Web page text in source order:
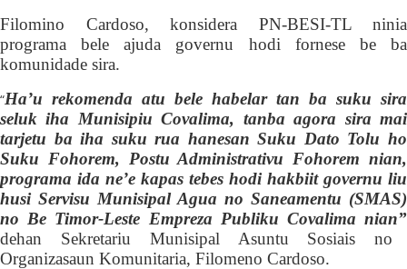
Filomino Cardoso, konsidera PN-BESI-TL ninia
programa bele ajuda governu hodi fornese be ba
komunidade sira.
“Ha’u rekomenda atu bele habelar tan ba suku sira
seluk iha Munisipiu Covalima, tanba agora sira mai
tarjetu ba iha suku rua hanesan Suku Dato Tolu ho
Suku Fohorem, Postu Administrativu Fohorem nian,
programa ida ne’e kapas tebes hodi hakbiit governu liu
husi Servisu Munisipal Agua no Saneamentu (SMAS)
no Be Timor-Leste Empreza Publiku Covalima nian”
dehan Sekretariu Munisipal Asuntu Sosiais no
Organizasaun Komunitaria, Filomeno Cardoso.